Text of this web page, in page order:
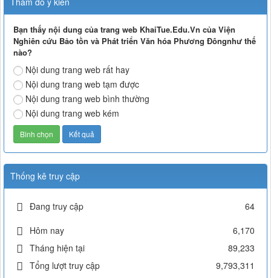
Bạn thấy nội dung của trang web KhaiTue.Edu.Vn của Viện
Nghiên cứu Bảo tồn và Phát triển Văn hóa Phương Đôngnhư thế
nào?
Nội dung trang web rất hay
Nội dung trang web tạm được
Nội dung trang web bình thường
Nội dung trang web kém
Thống kê truy cập
Đang truy cập
64
Hôm nay
6,170
Tháng hiện tại
89,233
Tổng lượt truy cập
9,793,311